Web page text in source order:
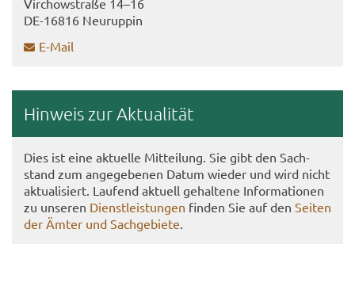
DE-​16816 Neu­rup­pin
E-​Mail
Hin­weis zur Ak­tua­li­tät
Dies ist eine ak­tu­el­le Mit­tei­lung. Sie gibt den Sach­
stand zum an­ge­ge­be­nen Datum wie­der und wird nicht
ak­tua­li­siert. Lau­fend ak­tu­ell ge­hal­te­ne In­for­ma­tio­nen
zu un­se­ren Dienst­leis­tun­gen fin­den Sie auf den Sei­ten
der Ämter und Sach­ge­bie­te